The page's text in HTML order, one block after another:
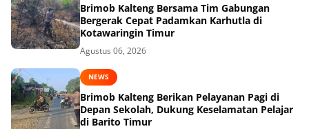
Brimob Kalteng Bersama Tim Gabungan
Bergerak Cepat Padamkan Karhutla di
Kotawaringin Timur
Agustus 06, 2026
NEWS
Brimob Kalteng Berikan Pelayanan Pagi di
Depan Sekolah, Dukung Keselamatan Pelajar
di Barito Timur